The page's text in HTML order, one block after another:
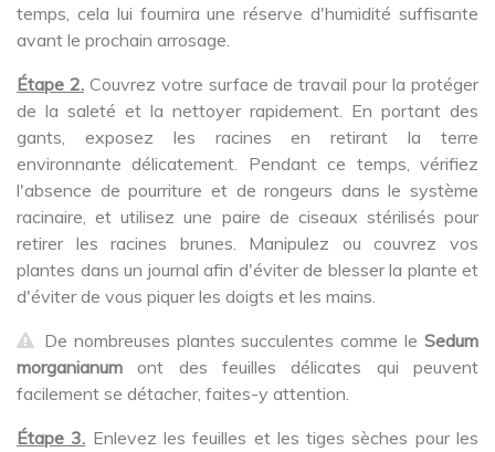
temps, cela lui fournira une réserve d'humidité suffisante
avant le prochain arrosage.
Étape 2.Couvrez votre surface de travail pour la protéger
de la saleté et la nettoyer rapidement. En portant des
gants, exposez les racines en retirant la terre
environnante délicatement. Pendant ce temps, vérifiez
l'absence de pourriture et de rongeurs dans le système
racinaire, et utilisez une paire de ciseaux stérilisés pour
retirer les racines brunes. Manipulez ou couvrez vos
plantes dans un journal afin d'éviter de blesser la plante et
d'éviter de vous piquer les doigts et les mains.
De nombreuses plantes succulentes comme le Sedum
morganianum ont des feuilles délicates qui peuvent
facilement se détacher, faites-y attention.
Étape 3. Enlevez les feuilles et les tiges sèches pour les